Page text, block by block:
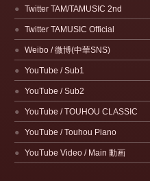
Twitter TAM/TAMUSIC 2nd
Twitter TAMUSIC Official
Weibo / 微博(中華SNS)
YouTube / Sub1
YouTube / Sub2
YouTube / TOUHOU CLASSIC
YouTube / Touhou Piano
YouTube Video / Main 動画